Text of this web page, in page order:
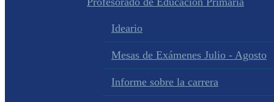
Ideario
Mesas de Exámenes Julio - Agosto
Informe sobre la carrera